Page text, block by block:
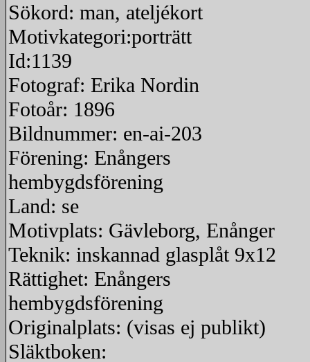
Sökord: man, ateljékort
Motivkategori:porträtt
Id:1139
Fotograf: Erika Nordin
Fotoår: 1896
Bildnummer: en-ai-203
Förening: Enångers
hembygdsförening
Land: se
Motivplats: Gävleborg, Enånger
Teknik: inskannad glasplåt 9x12
Rättighet: Enångers
hembygdsförening
Originalplats: (visas ej publikt)
Släktboken: